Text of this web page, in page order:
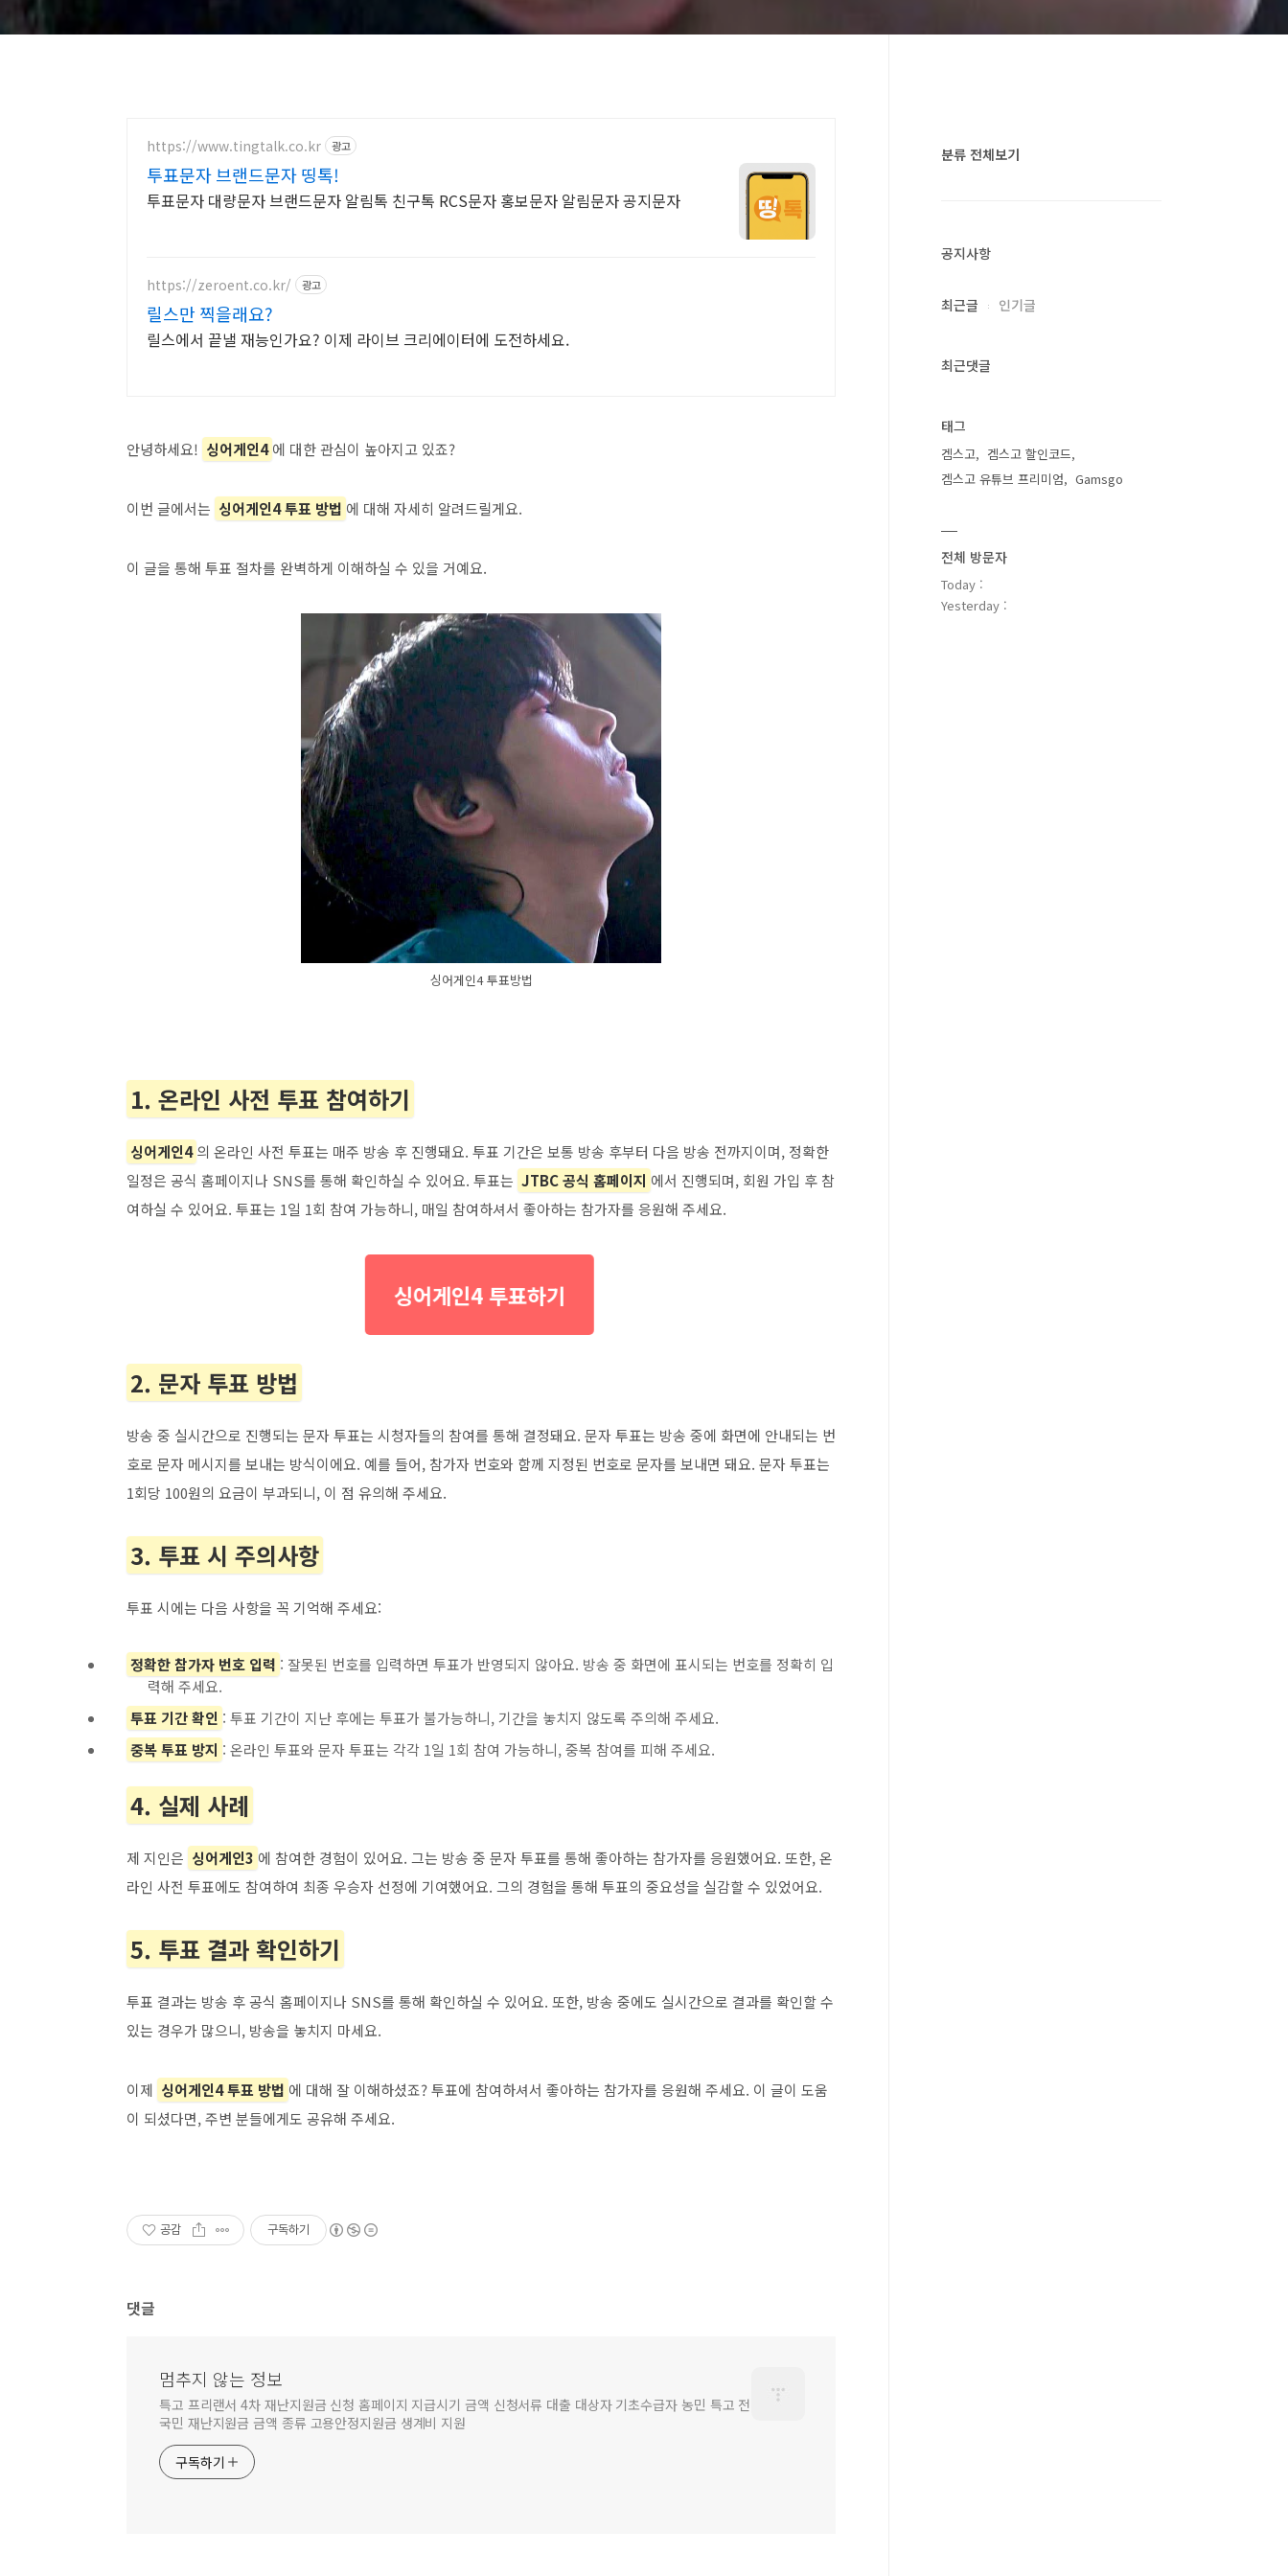
https://www.tingtalk.co.kr 광고
투표문자 브랜드문자 띵톡!
투표문자 대량문자 브랜드문자 알림톡 친구톡 RCS문자 홍보문자 알림문자 공지문자
https://zeroent.co.kr/ 광고
릴스만 찍을래요?
릴스에서 끝낼 재능인가요? 이제 라이브 크리에이터에 도전하세요.
안녕하세요! 싱어게인4 에 대한 관심이 높아지고 있죠?
이번 글에서는 싱어게인4 투표 방법 에 대해 자세히 알려드릴게요.
이 글을 통해 투표 절차를 완벽하게 이해하실 수 있을 거예요.
싱어게인4 투표방법
1. 온라인 사전 투표 참여하기
싱어게인4 의 온라인 사전 투표는 매주 방송 후 진행돼요. 투표 기간은 보통 방송 후부터 다음 방송 전까지이며, 정확한
일정은 공식 홈페이지나 SNS를 통해 확인하실 수 있어요. 투표는 JTBC 공식 홈페이지 에서 진행되며, 회원 가입 후 참
여하실 수 있어요. 투표는 1일 1회 참여 가능하니, 매일 참여하셔서 좋아하는 참가자를 응원해 주세요.
싱어게인4 투표하기
2. 문자 투표 방법
방송 중 실시간으로 진행되는 문자 투표는 시청자들의 참여를 통해 결정돼요. 문자 투표는 방송 중에 화면에 안내되는 번
호로 문자 메시지를 보내는 방식이에요. 예를 들어, 참가자 번호와 함께 지정된 번호로 문자를 보내면 돼요. 문자 투표는
1회당 100원의 요금이 부과되니, 이 점 유의해 주세요.
3. 투표 시 주의사항
투표 시에는 다음 사항을 꼭 기억해 주세요:
정확한 참가자 번호 입력 : 잘못된 번호를 입력하면 투표가 반영되지 않아요. 방송 중 화면에 표시되는 번호를 정확히 입
력해 주세요.
투표 기간 확인 : 투표 기간이 지난 후에는 투표가 불가능하니, 기간을 놓치지 않도록 주의해 주세요.
중복 투표 방지 : 온라인 투표와 문자 투표는 각각 1일 1회 참여 가능하니, 중복 참여를 피해 주세요.
4. 실제 사례
제 지인은 싱어게인3 에 참여한 경험이 있어요. 그는 방송 중 문자 투표를 통해 좋아하는 참가자를 응원했어요. 또한, 온
라인 사전 투표에도 참여하여 최종 우승자 선정에 기여했어요. 그의 경험을 통해 투표의 중요성을 실감할 수 있었어요.
5. 투표 결과 확인하기
투표 결과는 방송 후 공식 홈페이지나 SNS를 통해 확인하실 수 있어요. 또한, 방송 중에도 실시간으로 결과를 확인할 수
있는 경우가 많으니, 방송을 놓치지 마세요.
이제 싱어게인4 투표 방법 에 대해 잘 이해하셨죠? 투표에 참여하셔서 좋아하는 참가자를 응원해 주세요. 이 글이 도움
이 되셨다면, 주변 분들에게도 공유해 주세요.
공감 구독하기
댓글
멈추지 않는 정보
특고 프리랜서 4차 재난지원금 신청 홈페이지 지급시기 금액 신청서류 대출 대상자 기초수급자 농민 특고 전
국민 재난지원금 금액 종류 고용안정지원금 생계비 지원
구독하기
분류 전체보기
공지사항
최근글 인기글
최근댓글
태그
겜스고
겜스고 할인코드
겜스고 유튜브 프리미엄
Gamsgo
전체 방문자
Today :
Yesterday :